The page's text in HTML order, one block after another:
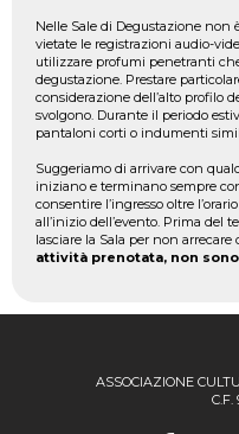
Nelle Sale di Degustazione non
vietate le registrazioni audio-
utilizzare profumi penetranti
degustazione. Prestare
considerazione dell’alto profilo
svolgono. Durante il periodo
pantaloni corti o indumenti
Suggeriamo di arrivare con
iniziano e terminano sempre
consentire l’ingresso oltre
all’inizio dell’evento. Prima del
lasciare la Sala per non arrecare
attività prenotata, non
ASSOCIAZIONE
C.F.